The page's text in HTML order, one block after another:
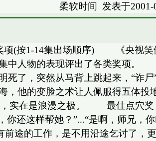
柔软时间 发表于2001-
(按1-14集出场顺序) 《央视笑
集中人物的表现评出了各类奖项
死了，突然从马背上跳起来，“
他的变脸之术让人佩服得五体投
，实在是浪漫之极。 最佳点穴奖
还这样帮她？”...“是啊，师兄，你
途的工作，是不用沿途乞讨了，